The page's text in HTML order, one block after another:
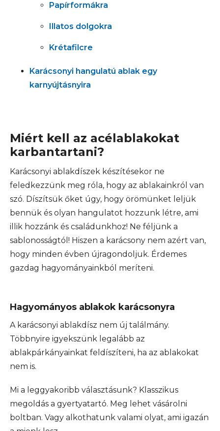
Papírformákra
Illatos dolgokra
Krétafilcre
Karácsonyi hangulatú ablak egy
karnyújtásnyira
Miért kell az acélablakokat
karbantartani?
Karácsonyi ablakdíszek készítésekor ne
feledkezzünk meg róla, hogy az ablakainkról van
szó. Díszítsük őket úgy, hogy örömünket leljük
bennük és olyan hangulatot hozzunk létre, ami
illik hozzánk és családunkhoz! Ne féljünk a
sablonosságtól! Hiszen a karácsony nem azért van,
hogy minden évben újragondoljuk. Érdemes
gazdag hagyományainkból meríteni.
Hagyományos ablakok karácsonyra
A karácsonyi ablakdísz nem új találmány.
Többnyire igyekszünk legalább az
ablakpárkányainkat feldíszíteni, ha az ablakokat
nem is.
Mi a leggyakoribb választásunk? Klasszikus
megoldás a gyertyatartó. Meg lehet vásárolni
boltban. Vagy alkothatunk valami olyat, ami igazán